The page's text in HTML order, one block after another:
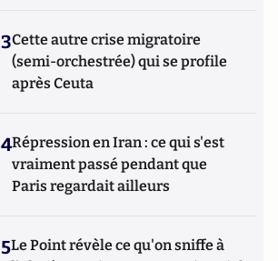
3Cette autre crise migratoire
(semi-orchestrée) qui se profile
après Ceuta
4Répression en Iran : ce qui s'est
vraiment passé pendant que
Paris regardait ailleurs
5Le Point révèle ce qu'on sniffe à